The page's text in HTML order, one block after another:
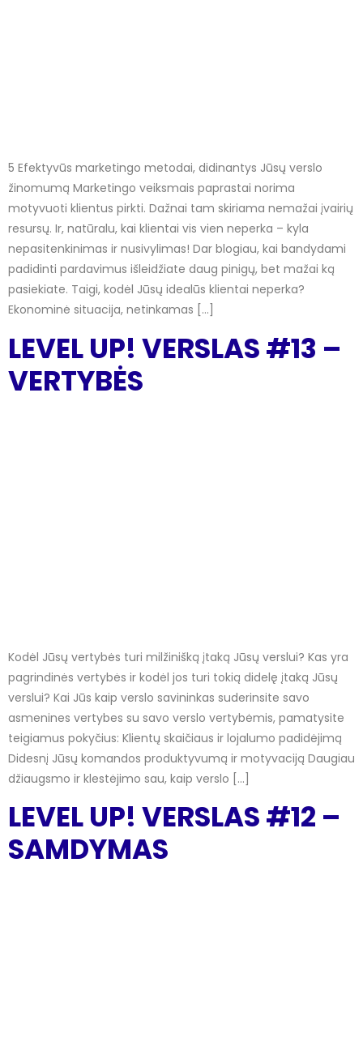
5 Efektyvūs marketingo metodai, didinantys Jūsų verslo
žinomumą Marketingo veiksmais paprastai norima
motyvuoti klientus pirkti. Dažnai tam skiriama nemažai įvairių
resursų. Ir, natūralu, kai klientai vis vien neperka – kyla
nepasitenkinimas ir nusivylimas! Dar blogiau, kai bandydami
padidinti pardavimus išleidžiate daug pinigų, bet mažai ką
pasiekiate. Taigi, kodėl Jūsų idealūs klientai neperka?
Ekonominė situacija, netinkamas […]
LEVEL UP! VERSLAS #13 –
VERTYBĖS
Kodėl Jūsų vertybės turi milžinišką įtaką Jūsų verslui? Kas yra
pagrindinės vertybės ir kodėl jos turi tokią didelę įtaką Jūsų
verslui? Kai Jūs kaip verslo savininkas suderinsite savo
asmenines vertybes su savo verslo vertybėmis, pamatysite
teigiamus pokyčius: Klientų skaičiaus ir lojalumo padidėjimą
Didesnį Jūsų komandos produktyvumą ir motyvaciją Daugiau
džiaugsmo ir klestėjimo sau, kaip verslo […]
LEVEL UP! VERSLAS #12 –
SAMDYMAS